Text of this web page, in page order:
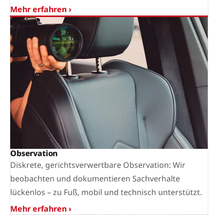
Mehr erfahren ›
Observation
Diskrete, gerichtsverwertbare Observation: Wir
beobachten und dokumentieren Sachverhalte
lückenlos – zu Fuß, mobil und technisch unterstützt.
Mehr erfahren ›